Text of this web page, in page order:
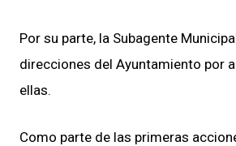
Por su parte, la Subagente
direcciones del Ayuntamiento por
ellas.
Como parte de las primeras